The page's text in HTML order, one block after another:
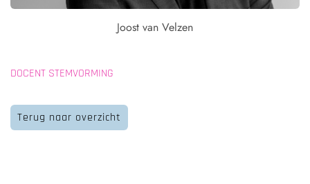
Joost van Velzen
DOCENT STEMVORMING
Terug naar overzicht